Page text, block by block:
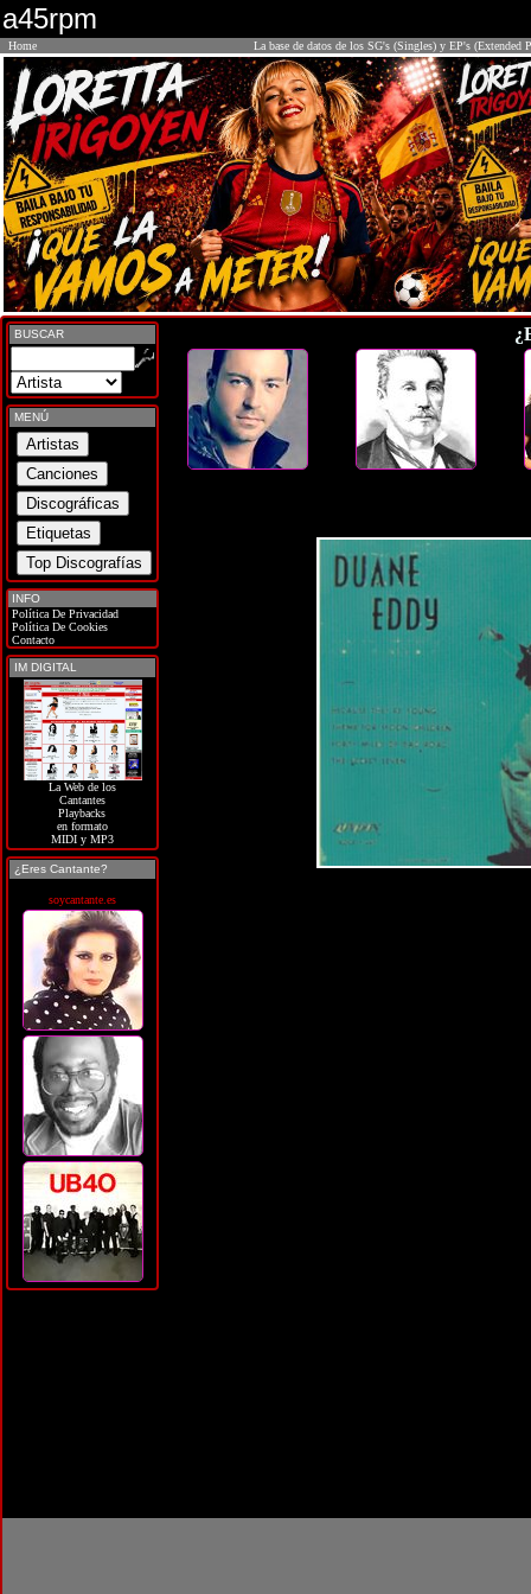
a45rpm
Home La base de datos de los SG's (Singles) y EP's (Extended
BUSCAR
MENÚ
INFO
Política De Privacidad
Política De Cookies
Contacto
IM DIGITAL
La Web de los
Cantantes
Playbacks
en formato
MIDI y MP3
¿Eres Cantante?
soycantante.es